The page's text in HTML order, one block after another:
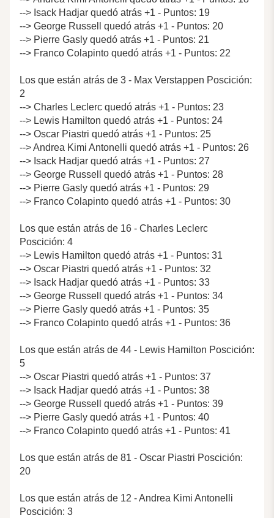
--> Isack Hadjar quedó atrás +1 - Puntos: 19
--> George Russell quedó atrás +1 - Puntos: 20
--> Pierre Gasly quedó atrás +1 - Puntos: 21
--> Franco Colapinto quedó atrás +1 - Puntos: 22
Los que están atrás de 3 - Max Verstappen Poscición:
2
--> Charles Leclerc quedó atrás +1 - Puntos: 23
--> Lewis Hamilton quedó atrás +1 - Puntos: 24
--> Oscar Piastri quedó atrás +1 - Puntos: 25
--> Andrea Kimi Antonelli quedó atrás +1 - Puntos: 26
--> Isack Hadjar quedó atrás +1 - Puntos: 27
--> George Russell quedó atrás +1 - Puntos: 28
--> Pierre Gasly quedó atrás +1 - Puntos: 29
--> Franco Colapinto quedó atrás +1 - Puntos: 30
Los que están atrás de 16 - Charles Leclerc
Poscición: 4
--> Lewis Hamilton quedó atrás +1 - Puntos: 31
--> Oscar Piastri quedó atrás +1 - Puntos: 32
--> Isack Hadjar quedó atrás +1 - Puntos: 33
--> George Russell quedó atrás +1 - Puntos: 34
--> Pierre Gasly quedó atrás +1 - Puntos: 35
--> Franco Colapinto quedó atrás +1 - Puntos: 36
Los que están atrás de 44 - Lewis Hamilton Poscición:
5
--> Oscar Piastri quedó atrás +1 - Puntos: 37
--> Isack Hadjar quedó atrás +1 - Puntos: 38
--> George Russell quedó atrás +1 - Puntos: 39
--> Pierre Gasly quedó atrás +1 - Puntos: 40
--> Franco Colapinto quedó atrás +1 - Puntos: 41
Los que están atrás de 81 - Oscar Piastri Poscición:
20
Los que están atrás de 12 - Andrea Kimi Antonelli
Poscición: 3